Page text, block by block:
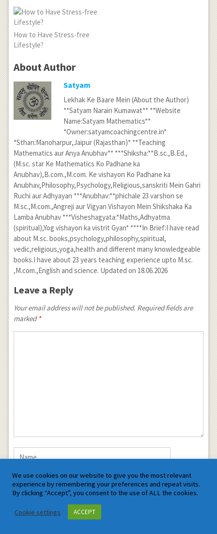
How to Have Stress-free
Lifestyle?
About Author
Satyam
Lekhak Ke Baare Mein (About the Author)
**Satyam Narain Kumawat** **Website
Name:Satyam Mathematics**
*Owner:satyamcoachingcentre.in*
*Sthan:Manoharpur,Jaipur (Rajasthan)* **Teaching
Mathematics aur Anya Anubhav** ***Shiksha:**B.sc.,B.Ed.,
(M.sc. star Ke Mathematics Ko Padhane ka
Anubhav),B.com.,M.com. Ke vishayon Ko Padhane ka
Anubhav,Philosophy,Psychology,Religious,sanskriti Mein Gahri
Ruchi aur Adhyayan ***Anubhav:**phichale 23 varshon se
M.sc.,M.com.,Angreji aur Vigyan Vishayon Mein Shikshaka Ka
Lamba Anubhav ***Visheshagyata:*Maths,Adhyatma
(spiritual),Yog vishayon ka vistrit Gyan* ****In Brief:I have read
about M.sc. books,psychology,philosophy,spiritual,
vedic,religious,yoga,health and different many knowledgeable
books.I have about 23 years teaching experience upto M.sc.
,M.com.,English and science. Updated on 18.06.2026
Leave a Reply
Your email address will not be published. Required fields are
marked *
We use cookies on our website to give you the most relevant
experience by remembering your preferences and repeat visits.
By clicking “Accept”, you consent to the use of ALL the cookies.
Cookie settings ACCEPT